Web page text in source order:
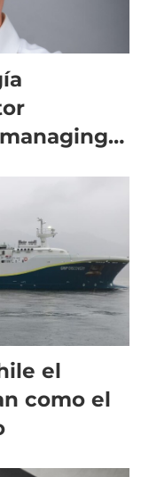
el
como el